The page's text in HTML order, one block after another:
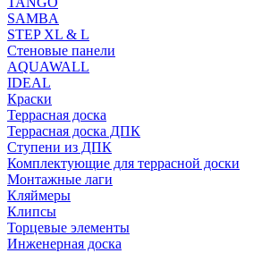
SAMBA
STEP XL & L
Стеновые панели
AQUAWALL
IDEAL
Краски
Террасная доска
Террасная доска ДПК
Ступени из ДПК
Комплектующие для террасной доски
Монтажные лаги
Кляймеры
Клипсы
Торцевые элементы
Инженерная доска